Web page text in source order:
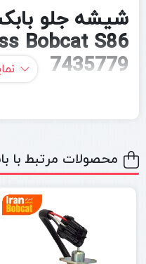
7435779
سنگ‌ریزه، باد و باران دارد.
کابین دستگاه استفاده
کدر شدن شیشه، باید با
جایگزین شود.
محصولات مرتبط با